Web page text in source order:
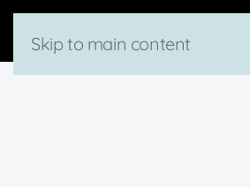
Skip to main content